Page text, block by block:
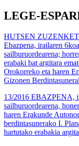
LEGE-
HUTSEN
Ebazpena, irailaren
sailburuordearena;
erabaki bat argitara
Orokorreko eta haren
Gizonen
13/2016 EBAZPENA,
sailburuordearena,
haren Erakunde
berdintasunerako I.
hartutako erabakia